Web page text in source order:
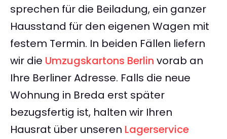
sprechen für die Beiladung, ein ganzer
Hausstand für den eigenen Wagen mit
festem Termin. In beiden Fällen liefern
wir die Umzugskartons Berlin vorab an
Ihre Berliner Adresse. Falls die neue
Wohnung in Breda erst später
bezugsfertig ist, halten wir Ihren
Hausrat über unseren Lagerservice